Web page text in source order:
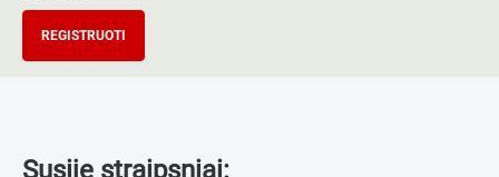
REGISTRUOTI
Susiję straipsniai: